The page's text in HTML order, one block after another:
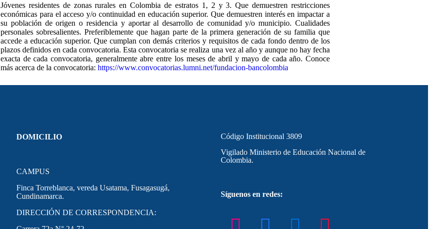
Jóvenes residentes de zonas rurales en Colombia de estratos 1, 2 y 3. Que demuestren restricciones
económicas para el acceso y/o continuidad en educación superior. Que demuestren interés en impactar a
su población de origen o residencia y aportar al desarrollo de comunidad y/o municipio. Cualidades
personales sobresalientes. Preferiblemente que hagan parte de la primera generación de su familia que
accede a educación superior. Que cumplan con demás criterios y requisitos de cada fondo dentro de los
plazos definidos en cada convocatoria. Esta convocatoria se realiza una vez al año y aunque no hay fecha
exacta de cada convocatoria, generalmente abre entre los meses de abril y mayo de cada año. Conoce
más acerca de la convocatoria: https://www.convocatorias.lumni.net/fundacion-bancolombia
DOMICILIO
CAMPUS
Finca Torreblanca, vereda Usatama, Fusagasugá,
Cundinamarca.
DIRECCIÓN DE CORRESPONDENCIA:
Código Institucional 3809
Vigilado Ministerio de Educación Nacional de
Colombia.
Síguenos en redes: